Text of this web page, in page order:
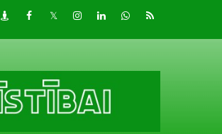
DraugiemFacebook
TwitterInstagram
LinkedInwhatsapp
RSS